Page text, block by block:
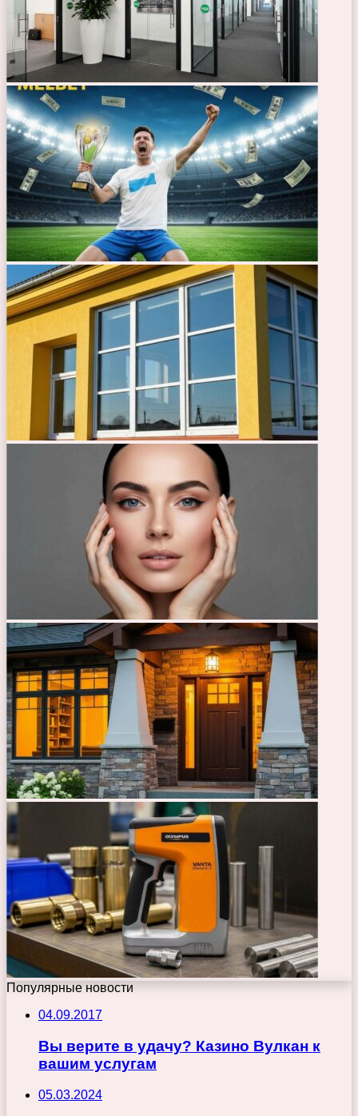
Популярные новости
04.09.2017
Вы верите в удачу? Казино Вулкан к
вашим услугам
05.03.2024